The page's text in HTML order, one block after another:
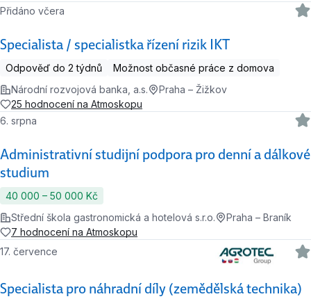
Specialista / specialistka řízení rizik IKT
Přidáno včera
Odpověď do 2 týdnů
Možnost občasné práce z domova
Národní rozvojová banka, a.s.
Praha – Žižkov
25 hodnocení na Atmoskopu
Administrativní studijní podpora pro denní a dálkové
studium
6. srpna
40 000 ‍–‍ 50 000 Kč
Střední škola gastronomická a hotelová s.r.o.
Praha – Braník
7 hodnocení na Atmoskopu
Specialista pro náhradní díly (zemědělská technika)
17. července